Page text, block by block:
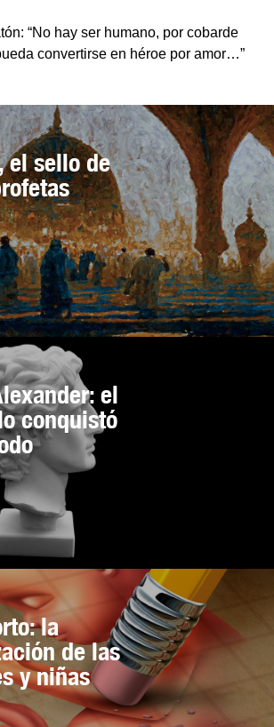
“No hay ser humano, por cobarde
convertirse en héroe por amor…”
el sello de
el
conquistó
la
de las
y niñas